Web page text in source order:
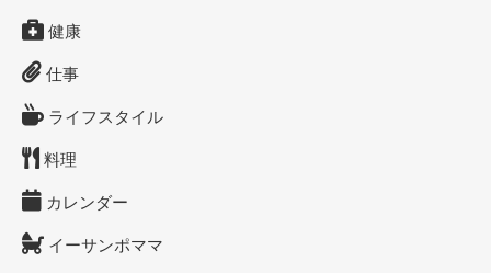
健康
仕事
ライフスタイル
料理
カレンダー
イーサンポママ